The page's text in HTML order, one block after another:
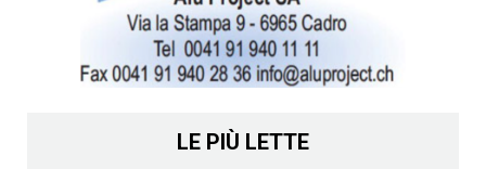
LE PIÙ LETTE